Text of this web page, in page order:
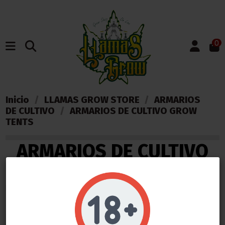
0
Inicio LLAMAS GROW STORE
ARMARIOS
DE CULTIVO
ARMARIOS DE CULTIVO GROW
TENTS
ARMARIOS DE CULTIVO
GROW TENTS
Nombre, A a Z
LLAMAS GROW NO VENDE ABSOLUTAMENTE NINGÚN PRODUCTO QUE ESTE FUERA DE LA LEY